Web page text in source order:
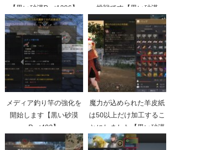
【黒い砂漠Part1296】
挑戦です【黒い砂漠
Part1226】
メディア釣り竿の強化を
開始します【黒い砂漠
Part492】
魔力が込められた羊皮紙
は50以上だけ加工するこ
とにしました【黒い砂漠
Part3922】